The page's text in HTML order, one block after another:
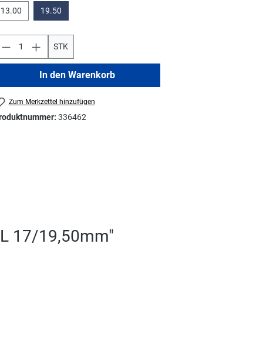
13.00 19.50
STK
In den Warenkorb
Zum Merkzettel hinzufügen
336462
17/19,50mm"